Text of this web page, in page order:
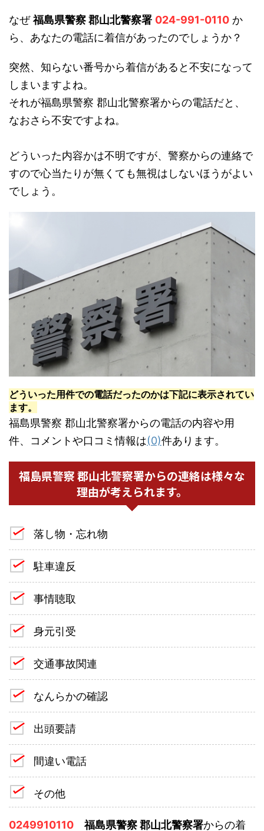
なぜ福島県警察 郡山北警察署 024-991-0110 か
ら、あなたの電話に着信があったのでしょうか？
突然、知らない番号から着信があると不安になって
しまいますよね。
それが福島県警察 郡山北警察署からの電話だと、
なおさら不安ですよね。
どういった内容かは不明ですが、警察からの連絡で
すので心当たりが無くても無視はしないほうがよい
でしょう。
どういった用件での電話だったのかは下記に表示されてい
ます。
福島県警察 郡山北警察署からの電話の内容や用
件、コメントや口コミ情報は(0)件あります。
福島県警察 郡山北警察署からの連絡は様々な
理由が考えられます。
落し物・忘れ物
駐車違反
事情聴取
身元引受
交通事故関連
なんらかの確認
出頭要請
間違い電話
その他
0249910110 福島県警察 郡山北警察署からの着